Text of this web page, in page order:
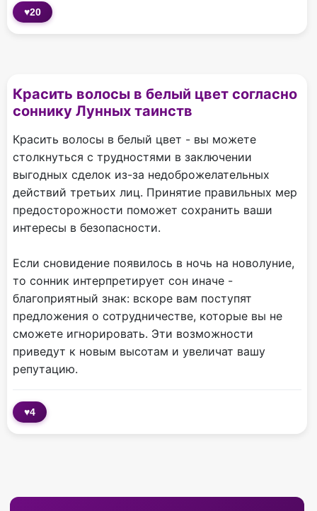
♥20
Красить волосы в белый цвет согласно
соннику Лунных таинств
Красить волосы в белый цвет - вы можете
столкнуться с трудностями в заключении
выгодных сделок из-за недоброжелательных
действий третьих лиц. Принятие правильных мер
предосторожности поможет сохранить ваши
интересы в безопасности.
Если сновидение появилось в ночь на новолуние,
то сонник интерпретирует сон иначе -
благоприятный знак: вскоре вам поступят
предложения о сотрудничестве, которые вы не
сможете игнорировать. Эти возможности
приведут к новым высотам и увеличат вашу
репутацию.
♥4